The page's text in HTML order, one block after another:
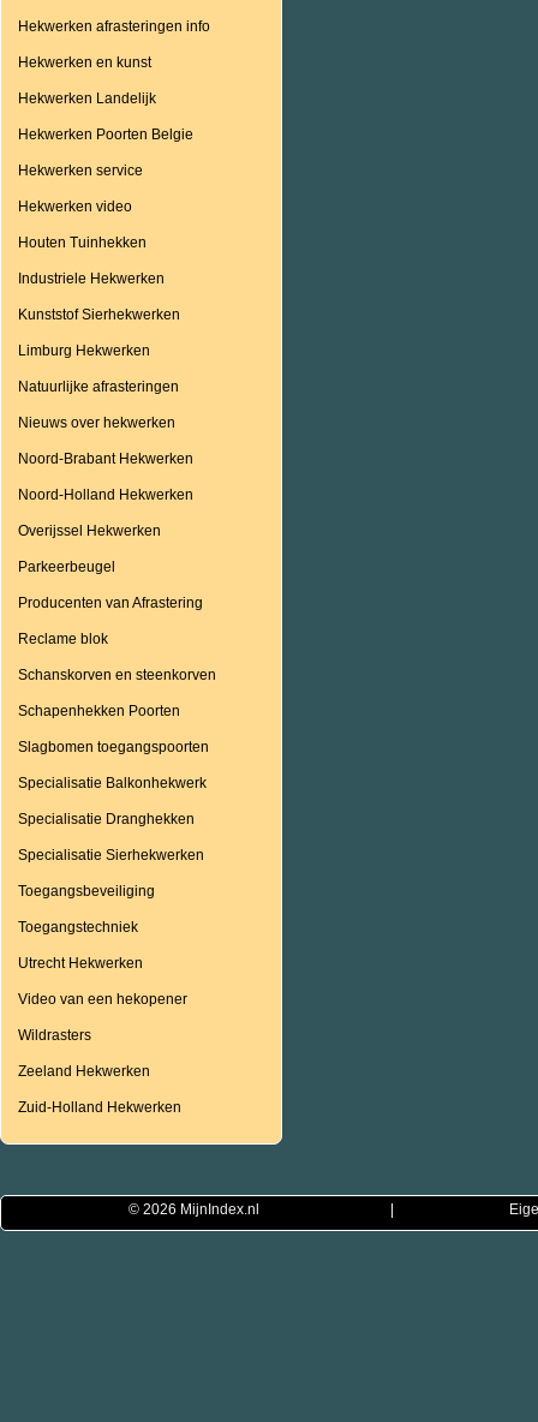
Hekwerken afrasteringen info
Hekwerken en kunst
Hekwerken Landelijk
Hekwerken Poorten Belgie
Hekwerken service
Hekwerken video
Houten Tuinhekken
Industriele Hekwerken
Kunststof Sierhekwerken
Limburg Hekwerken
Natuurlijke afrasteringen
Nieuws over hekwerken
Noord-Brabant Hekwerken
Noord-Holland Hekwerken
Overijssel Hekwerken
Parkeerbeugel
Producenten van Afrastering
Reclame blok
Schanskorven en steenkorven
Schapenhekken Poorten
Slagbomen toegangspoorten
Specialisatie Balkonhekwerk
Specialisatie Dranghekken
Specialisatie Sierhekwerken
Toegangsbeveiliging
Toegangstechniek
Utrecht Hekwerken
Video van een hekopener
Wildrasters
Zeeland Hekwerken
Zuid-Holland Hekwerken
© 2026 MijnIndex.nl